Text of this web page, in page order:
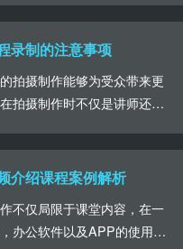
通......
中，经常会运用到的便是课
的课程录播室无论是在环境
到合适的专业的精品课程录
对比和参考，根据自身的预
要求......
录制的注意事项
拍摄制作能够为受众带来更
拍摄制作时不仅是讲师还是
了解一下这些注意事项。首
频课件中插入PPT内容，就
局合理，明确的重难点内容
。作为视频课程录制的主要
介绍课程案例解析
不仅局限于课堂内容，在一
办公软件以及APP的使用介